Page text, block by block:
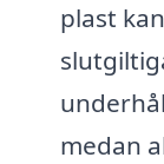
plast
medan